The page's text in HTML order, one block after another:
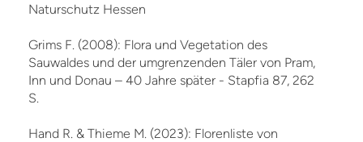
Naturschutz Hessen
Grims F. (2008): Flora und Vegetation des
Sauwaldes und der umgrenzenden Täler von Pram,
Inn und Donau – 40 Jahre später - Stapfia 87, 262
S.
Hand R. & Thieme M. (2023): Florenliste von